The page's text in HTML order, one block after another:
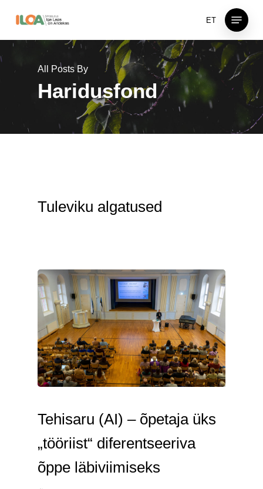
main
content
ET
Menu
All Posts By
Haridusfond
Tuleviku algatused
Tehisaru (AI) – õpetaja üks
„tööriist“ diferentseeriva
õppe läbiviimiseks